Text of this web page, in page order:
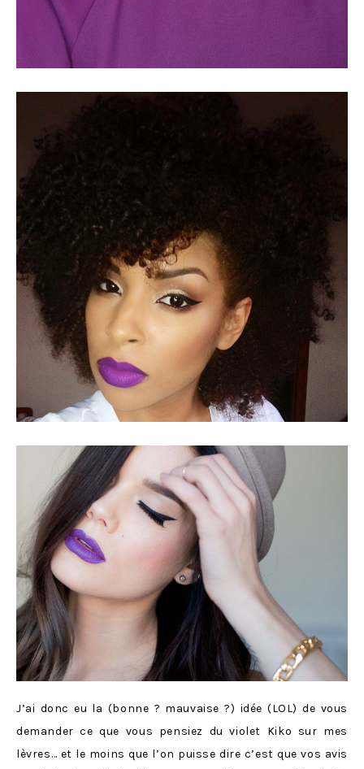
J’ai donc eu la (bonne ? mauvaise ?) idée (LOL) de vous
demander ce que vous pensiez du violet Kiko sur mes
lèvres… et le moins que l’on puisse dire c’est que vos avis